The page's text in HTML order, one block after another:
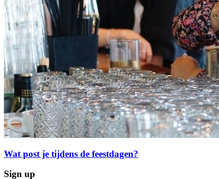
Wat post je tijdens de feestdagen?
Sign up